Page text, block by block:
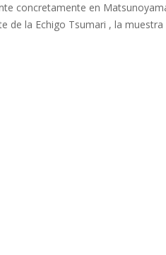
concretamente en
de la Echigo Tsumari , la